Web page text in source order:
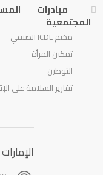
مبادرات
المجتمعية
مخيم ICDL الصيفي
تمكين المرأة
التوطين
تقارير السلامة على